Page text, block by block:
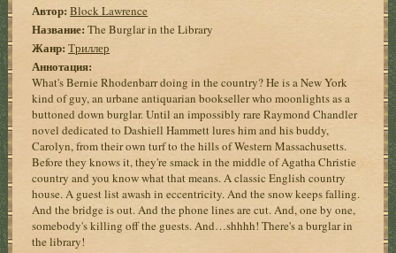
Автор: Block Lawrence
Название: The Burglar in the Library
Жанр: Триллер
Аннотация:
What's Bernie Rhodenbarr doing in the country? He is a New York
kind of guy, an urbane antiquarian bookseller who moonlights as a
buttoned down burglar. Until an impossibly rare Raymond Chandler
novel dedicated to Dashiell Hammett lures him and his buddy,
Carolyn, from their own turf to the hills of Western Massachusetts.
Before they knows it, they're smack in the middle of Agatha Christie
country and you know what that means. A classic English country
house. A guest list awash in eccentricity. And the snow keeps falling.
And the bridge is out. And the phone lines are cut. And, one by one,
somebody's killing off the guests. And…shhhh! There's a burglar in
the library!